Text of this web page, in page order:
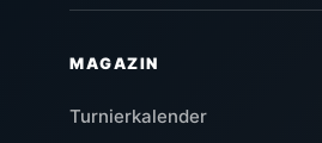
MAGAZIN
Turnierkalender